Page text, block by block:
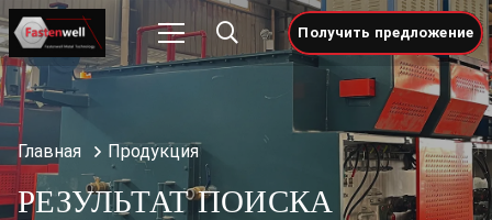
Получить предложение
Главная Продукция
РЕЗУЛЬТАТ ПОИСКА